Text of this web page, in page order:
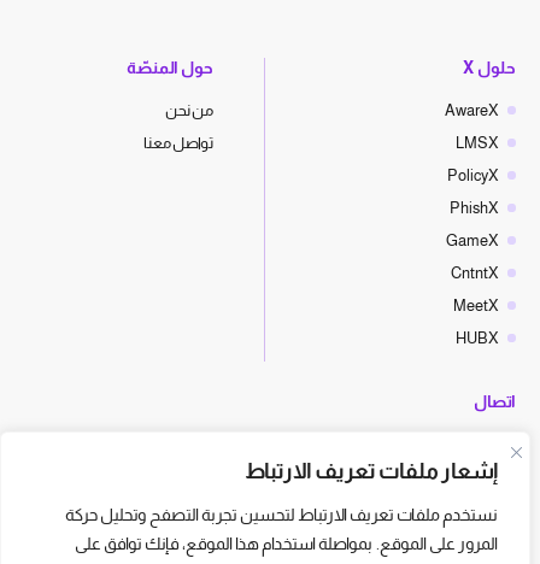
إشعار ملفات تعريف الارتباط
نستخدم ملفات تعريف الارتباط لتحسين تجربة التصفح وتحليل حركة
المرور على الموقع. بمواصلة استخدام هذا الموقع، فإنك توافق على
حلول X
AwareX
LMSX
PolicyX
PhishX
GameX
CntntX
MeetX
HUBX
حول المنصّة
من نحن
تواصل معنا
اتصال
hello@cyberx.world